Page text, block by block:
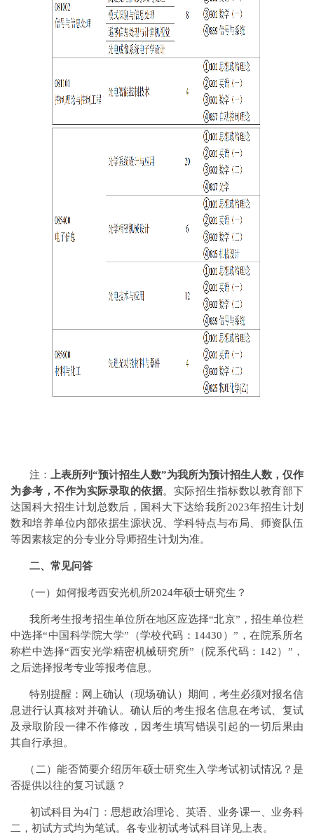
注：
上表所列“预计招生人数”为我所为预计招生人数，仅作
为参考，不作为实际录取的依据。实际招生指标数以教育部下
达国科大招生计划总数后，国科大下达给我所2023年招生计划
数和培养单位内部依据生源状况、学科特点与布局、师资队伍
等因素核定的分专业分导师招生计划为准。
二、常见问答
（一）如何报考西安光机所2024年硕士研究生？
我所考生报考招生单位所在地区应选择“北京”，招生单位栏
中选择“中国科学院大学”（学校代码：14430）”，在院系所名
称栏中选择“西安光学精密机械研究所”（院系代码：142）”，
之后选择报考专业等报考信息。
特别提醒：网上确认（现场确认）期间，考生必须对报名信
息进行认真核对并确认。确认后的考生报名信息在考试、复试
及录取阶段一律不作修改，因考生填写错误引起的一切后果由
其自行承担。
（二）能否简要介绍历年硕士研究生入学考试初试情况？是
否提供以往的复习试题？
初试科目为4门：思想政治理论、英语、业务课一、业务科
二，初试方式均为笔试。各专业初试考试科目详见上表。